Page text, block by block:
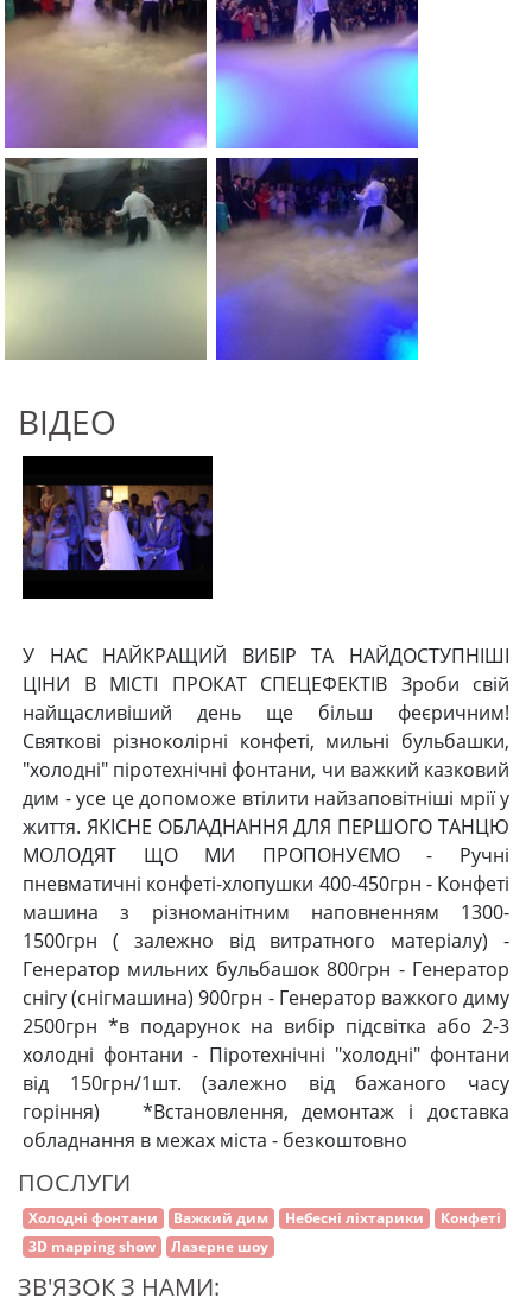
ВІДЕО
У НАС НАЙКРАЩИЙ ВИБІР ТА НАЙДОСТУПНІШІ
ЦІНИ В МІСТІ ПРОКАТ СПЕЦЕФЕКТІВ Зроби свій
найщасливіший день ще більш феєричним!
Святкові різноколірні конфеті, мильні бульбашки,
"холодні" піротехнічні фонтани, чи важкий казковий
дим - усе це допоможе втілити найзаповітніші мрії у
життя. ЯКІСНЕ ОБЛАДНАННЯ ДЛЯ ПЕРШОГО ТАНЦЮ
МОЛОДЯТ ЩО МИ ПРОПОНУЄМО - Ручні
пневматичні конфеті-хлопушки 400-450грн - Конфеті
машина з різноманітним наповненням 1300-
1500грн ( залежно від витратного матеріалу) -
Генератор мильних бульбашок 800грн - Генератор
снігу (снігмашина) 900грн - Генератор важкого диму
2500грн *в подарунок на вибір підсвітка або 2-3
холодні фонтани - Піротехнічні "холодні" фонтани
від 150грн/1шт. (залежно від бажаного часу
горіння) *Встановлення, демонтаж і доставка
обладнання в межах міста - безкоштовно
ПОСЛУГИ
Холодні фонтани Важкий дим Небесні ліхтарики
Конфеті
3D mapping show
Лазерне шоу
ЗВ'ЯЗОК З НАМИ: